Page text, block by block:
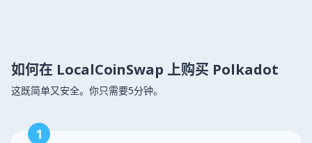
如何在 LocalCoinSwap 上购买 Polkadot
这既简单又安全。你只需要5分钟。
1